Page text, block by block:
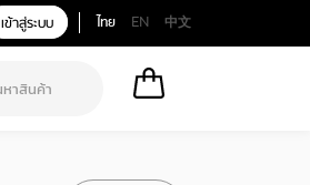
เข้าสู่ระบบ ไทย EN 中文